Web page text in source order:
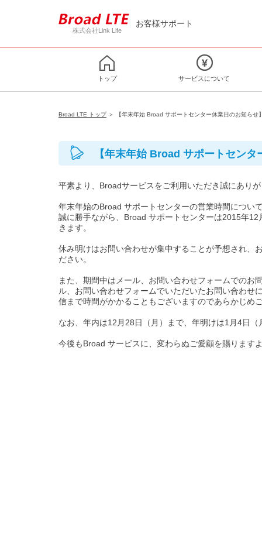
株式会社Link Life
お客様サポート
トップ サービスについて
Broad LTE トップ＞ 【年末年始 Broad サポートセンター休業日のお知らせ
【年末年始 Broad サポートセン
平素より、Broadサービスをご利用いただき誠にあり
年末年始のBroad サポートセンターの営業時間につい
誠に勝手ながら、Broad サポートセンターは2015年
きます。
休み明けはお問い合わせが集中することが予想され、
ださい。
また、期間中はメール、お問い合わせフォームでの
ル、お問い合わせフォームでいただいたお問い合わせ
信まで時間がかかることもございますのであらかじめ
なお、年内は12月28日（月）まで、年明けは1月4日
今後もBroad サービスに、変わらぬご愛顧を賜ります